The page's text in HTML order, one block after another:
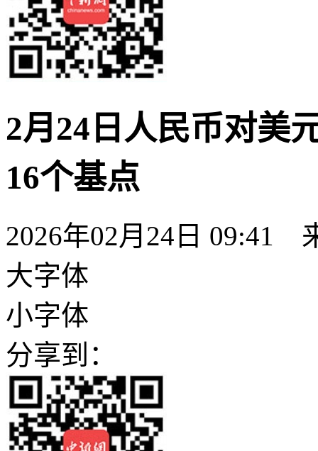
2月24日人民币对美
16个基点
2026年02月24日 09:41
大字体
小字体
分享到：